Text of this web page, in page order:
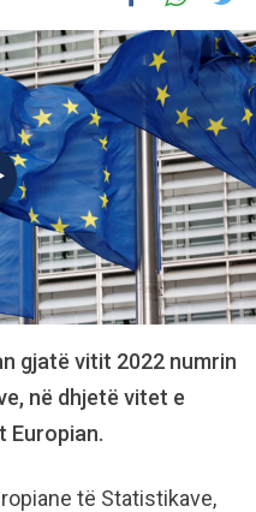
gjatë vitit 2022 numrin
në dhjetë vitet e
Europian.
të Statistikave,